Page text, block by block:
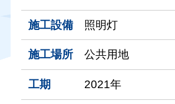
施工設備 照明灯
施工場所 公共用地
工期 2021年